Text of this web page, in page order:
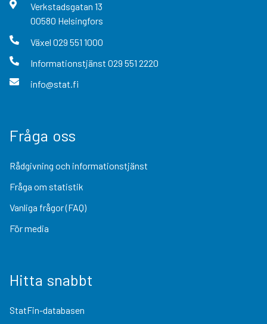
Verkstadsgatan 13
00580 Helsingfors
Växel 029 551 1000
Informationstjänst 029 551 2220
info@stat.fi
Fråga oss
Rådgivning och informationstjänst
Fråga om statistik
Vanliga frågor (FAQ)
För media
Hitta snabbt
StatFin-databasen